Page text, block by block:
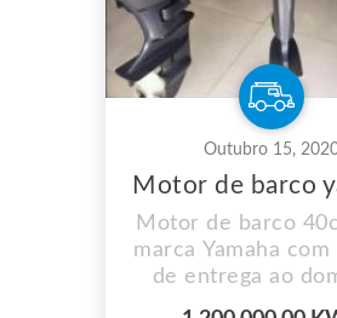
Outubro 15,
Motor de barco
Motor de barco
marca Yamaha
de entrega ao